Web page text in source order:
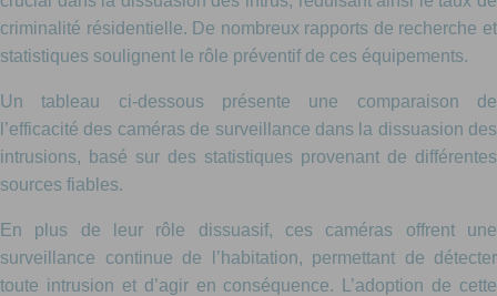
criminalité résidentielle. De nombreux rapports de recherche et
statistiques soulignent le rôle préventif de ces équipements.
Un tableau ci-dessous présente une comparaison de
l’efficacité des caméras de surveillance dans la dissuasion des
intrusions, basé sur des statistiques provenant de différentes
sources fiables.
En plus de leur rôle dissuasif, ces caméras offrent une
surveillance continue de l’habitation, permettant de détecter
toute intrusion et d’agir en conséquence. L’adoption de cette